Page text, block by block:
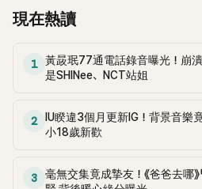
信息說參加朋友的婚禮有那麼難嗎
友？Jewelry本來就是成員交替較多
也不準確，為什麼還要被完整體所
這麼多閒話呢，加油吧」等。 此前
永婚禮上並未露面，引發了人們的
年作為Jewelr成員出道，與朴貞雅
和Jessi等各種謠言。 首先，徐寅永
裡訓斥」的傳聞表示:「想訓斥她的話
接着，對於「和Jessi差點發生肢體衝
一次見到Jessi，彼此就很合得來，
們差點吵架。」對此主持人們表示「
啊」、「綜藝就是開玩笑的啊」等，徐
戾。」 「問題是塑造的形象...不需要
樣做的話，誰也不會相信吧？ 就是
現在熱讀
1
黃晸珉77通電話錄音曝光！崩潰
是SHINee、NCT站姐
2
IU睽違3個月更新IG！背景音樂
小18歲新歡
3
毫無交集竟成摯友！《爸爸去哪》